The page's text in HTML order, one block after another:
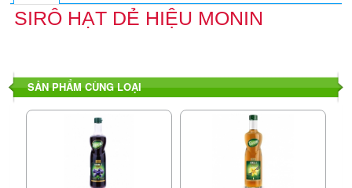
SIRÔ HẠT DẺ HIỆU MONIN
SẢN PHẨM CÙNG LOẠI